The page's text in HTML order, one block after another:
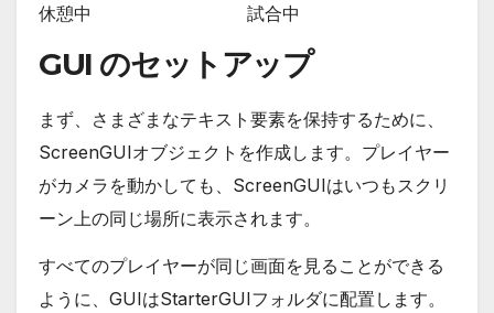
休憩中 試合中
GUI のセットアップ
まず、さまざまなテキスト要素を保持するために、
ScreenGUIオブジェクトを作成します。プレイヤー
がカメラを動かしても、ScreenGUIはいつもスクリ
ーン上の同じ場所に表示されます。
すべてのプレイヤーが同じ画面を見ることができる
ように、GUIはStarterGUIフォルダに配置します。